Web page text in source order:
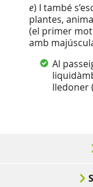
e) I també
plantes,
(el primer mot
amb
Al
lledoner (